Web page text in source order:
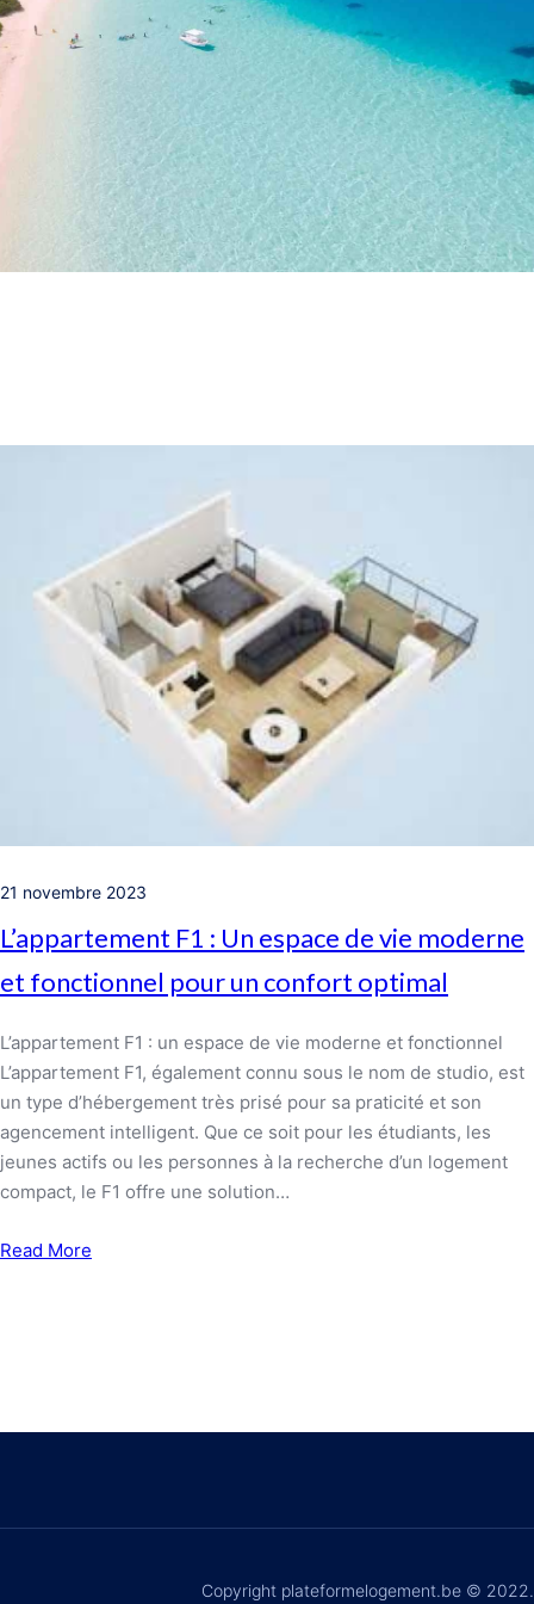
21 novembre 2023
L’appartement F1 : Un espace de vie moderne
et fonctionnel pour un confort optimal
L’appartement F1 : un espace de vie moderne et fonctionnel
L’appartement F1, également connu sous le nom de studio, est
un type d’hébergement très prisé pour sa praticité et son
agencement intelligent. Que ce soit pour les étudiants, les
jeunes actifs ou les personnes à la recherche d’un logement
compact, le F1 offre une solution…
Read More
Copyright plateformelogement.be © 2022.